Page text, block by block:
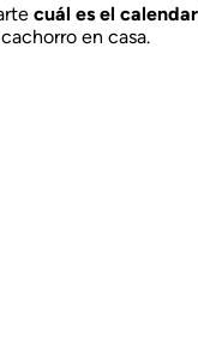
cuál es el
en casa.